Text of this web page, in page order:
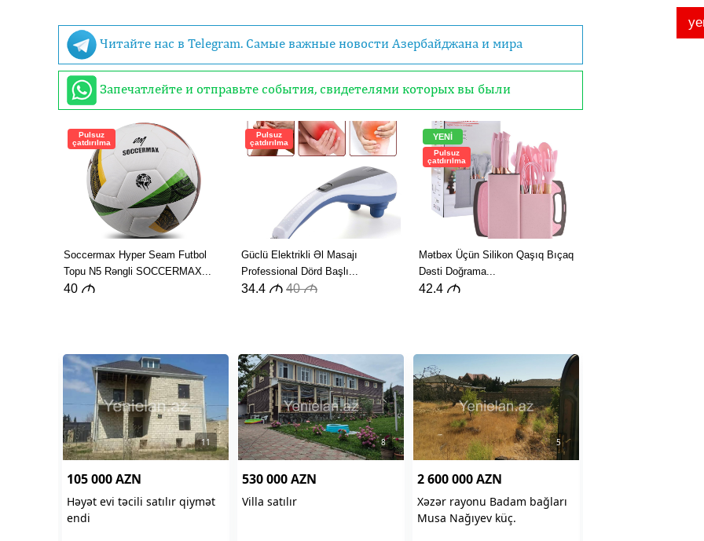
Читайте нас в Telegram. Самые важные новости Азербайджана и мира
Запечатлейте и отправьте события, свидетелями которых вы были